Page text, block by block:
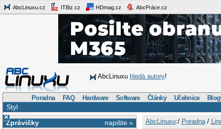
AbcLinuxu.cz ITBiz.cz HDmag.cz AbcPráce.cz
AbcLinuxu hledá autory!
Poradna FAQ Hardware Software Články Učebnice
Styl
×
napište »
Zprávičky
AbcLinuxu:/ Poradna/